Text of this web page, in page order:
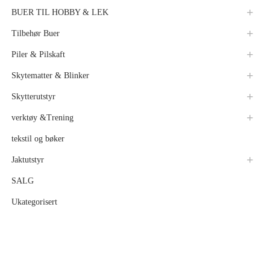
BUER TIL HOBBY & LEK
Tilbehør Buer
Piler & Pilskaft
Skytematter & Blinker
Skytterutstyr
verktøy &Trening
tekstil og bøker
Jaktutstyr
SALG
Ukategorisert